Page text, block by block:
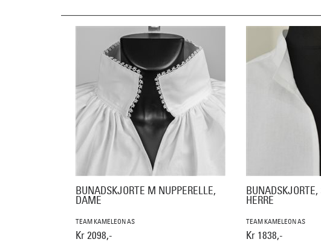
BUNADSKJORTE M NUPPERELLE,
DAME
TEAM KAMELEON AS
Kr 2098,-
BUNADSKJORTE,
HERRE
TEAM KAMELEON AS
Kr 1838,-